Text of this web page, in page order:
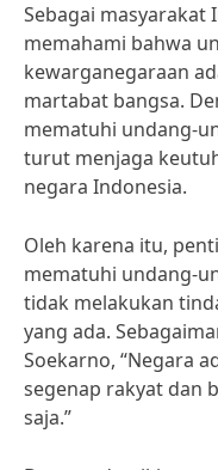
Sebagai masyarakat
memahami bahwa
kewarganegaraan
martabat bangsa.
mematuhi undang-
turut menjaga
negara Indonesia.
Oleh karena itu,
mematuhi undang-
tidak melakukan
yang ada.
Soekarno, “Negara
segenap rakyat dan
saja.”